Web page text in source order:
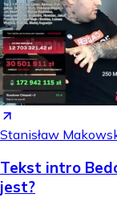
Stanisław
Tekst intro
jest?